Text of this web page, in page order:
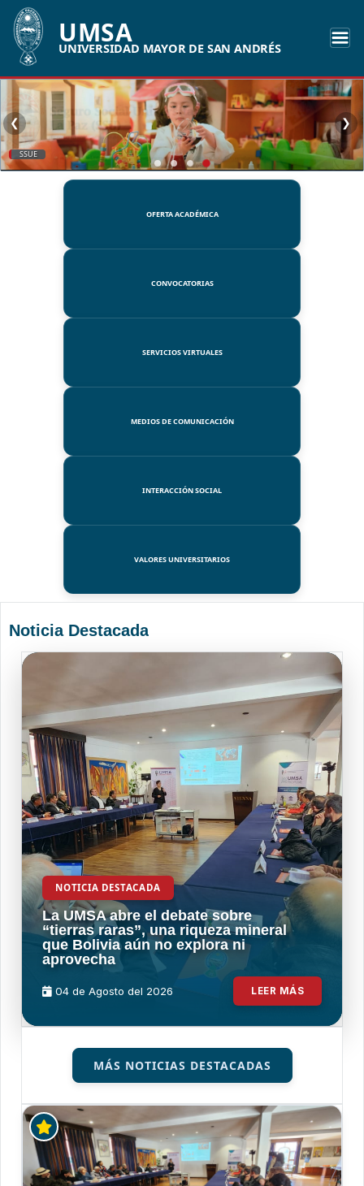
UMSA
UNIVERSIDAD MAYOR DE SAN ANDRÉS
SSUE
❮ ❯
OFERTA ACADÉMICA
CONVOCATORIAS
SERVICIOS VIRTUALES
MEDIOS DE COMUNICACIÓN
INTERACCIÓN SOCIAL
VALORES UNIVERSITARIOS
Noticia Destacada
NOTICIA DESTACADA
La UMSA abre el debate sobre
“tierras raras”, una riqueza mineral
que Bolivia aún no explora ni
aprovecha
04 de Agosto del 2026 LEER MÁS
MÁS NOTICIAS DESTACADAS